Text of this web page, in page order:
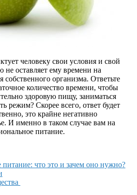
человеку свои условия и свой
не оставляет ему времени на
собственного организма. Ответьте
количество времени, чтобы
здоровую пищу, заниматься
режим? Скорее всего, ответ будет
это крайне негативно
И именно в таком случае вам на
питание.
что это и зачем оно нужно?